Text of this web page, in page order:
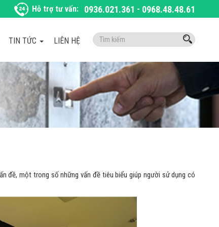
Hỗ trợ tư vấn: 0936.021.361 - 0968.48.48.61
Tìm
kiếm:
TIN TỨC LIÊN HỆ
đề, một trong số những vấn đề tiêu biểu giúp người sử dụng có